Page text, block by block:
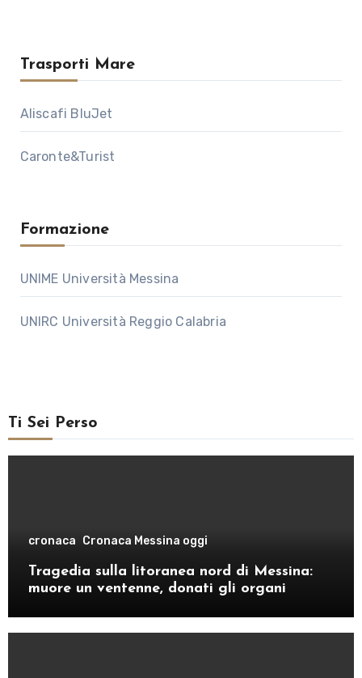
Trasporti Mare
Aliscafi BluJet
Caronte&Turist
Formazione
UNIME Università Messina
UNIRC Università Reggio Calabria
Ti Sei Perso
cronaca Cronaca Messina oggi
Tragedia sulla litoranea nord di Messina:
muore un ventenne, donati gli organi